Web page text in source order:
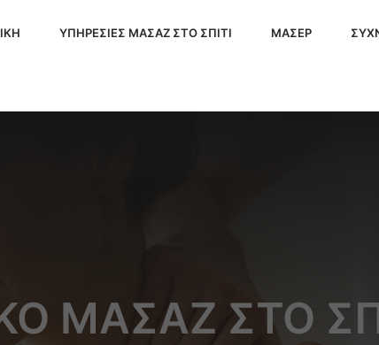
ΥΠΗΡΕΣΙΕΣ ΜΑΣΑΖ ΣΤΟ ΣΠΙΤΙ ΜΑΣΕΡ
ΜΑΣΆΖ ΣΤΟ